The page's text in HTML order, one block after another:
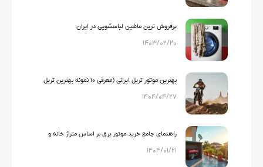
پرفروش ترین ماشین لباسشویی در ایران
۱۴۰۳/۰۲/۲۰
بهترین موتور تریل ایرانی (معرفی ۱۰ نمونه بهترین تریل
های ایرانی)
۱۴۰۴/۰۴/۲۷
راهنمای جامع خرید موتور برق بر اساس متراژ خانه و
لوازم خانگی
۱۴۰۴/۰۱/۲۱